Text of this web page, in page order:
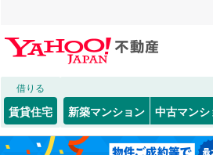
借りる
賃貸住宅 新築マンション 中古マンシ
北海道 北海道
東北 青森
和歌山市
JR
紀勢本線
阪和線(1)
こだわり条件 設備
床暖房（